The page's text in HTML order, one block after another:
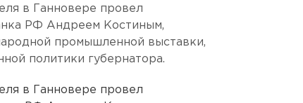
в Ганновере провел
РФ Андреем Костиным,
промышленной выставки,
политики губернатора.
в Ганновере провел